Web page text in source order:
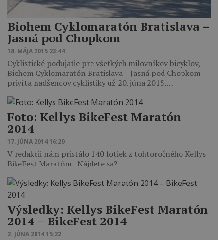
Biohem Cyklomaratón Bratislava –
Jasná pod Chopkom
18. MÁJA 2015 23:44
Cyklistické podujatie pre všetkých milovníkov bicyklov,
Biohem Cyklomaratón Bratislava – Jasná pod Chopkom
privíta nadšencov cyklistiky už 20. júna 2015.…
Foto: Kellys BikeFest Maratón
2014
17. JÚNA 2014 16:20
V redakcii nám pristálo 140 fotiek z tohtoročného Kellys
BikeFest Maratónu. Nájdete sa?
Výsledky: Kellys BikeFest Maratón
2014 – BikeFest 2014
2. JÚNA 2014 15:22